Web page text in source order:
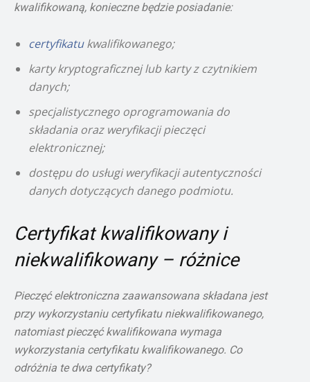
kwalifikowaną, konieczne będzie posiadanie:
certyfikatukwalifikowanego;
karty kryptograficznej lub karty z czytnikiem
danych;
specjalistycznego oprogramowania do
składania oraz weryfikacji pieczęci
elektronicznej;
dostępu do usługi weryfikacji autentyczności
danych dotyczących danego podmiotu.
Certyfikat kwalifikowany i
niekwalifikowany – różnice
Pieczęć elektroniczna zaawansowana składana jest
przy wykorzystaniu certyfikatu niekwalifikowanego,
natomiast pieczęć kwalifikowana wymaga
wykorzystania certyfikatu kwalifikowanego. Co
odróżnia te dwa certyfikaty?